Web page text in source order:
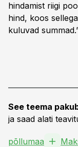
hindamist riigi
hind, koos
kuluvad
See teema
ja saad alati
põllumaa